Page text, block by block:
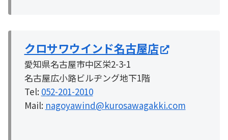
クロサワウインド名古屋店
愛知県名古屋市中区栄2-3-1
名古屋広小路ビルヂング地下1階
Tel: 052-201-2010
Mail: nagoyawind@kurosawagakki.com